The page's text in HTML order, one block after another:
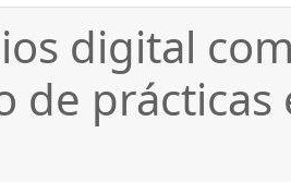
digital
de